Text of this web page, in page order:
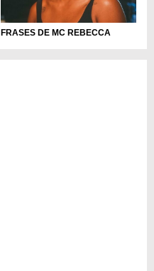
FRASES DE MC REBECCA